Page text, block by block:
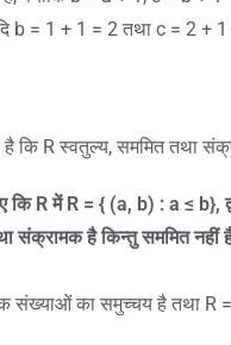
b = 1 + 1 = 2 तथा c = 2 + 1
कि R स्वतुल्य, सममित तथा
कि Rमें R = { (a, b) : a ≤ b},
संक्रामक है किन्तु सममित नहीं
संख्याओं का समुच्चय है तथा R